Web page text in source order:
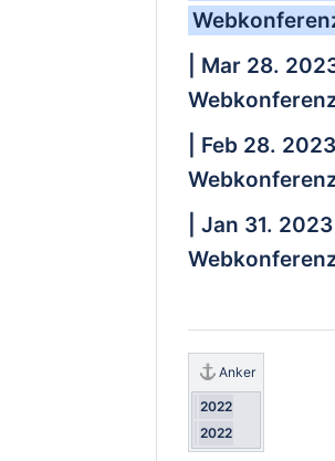
| Mar 28.
| Feb 28. 2023
| Jan 31. 2023
Anker
2022
2022